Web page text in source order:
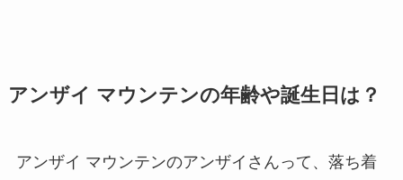
アンザイ マウンテンの年齢や誕生日は？
アンザイ マウンテンのアンザイさんって、落ち着